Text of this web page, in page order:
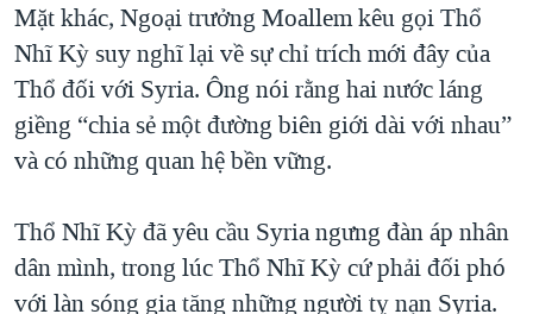
Mặt khác, Ngoại trưởng Moallem kêu gọi Thổ
Nhĩ Kỳ suy nghĩ lại về sự chỉ trích mới đây của
Thổ đối với Syria. Ông nói rằng hai nước láng
giềng “chia sẻ một đường biên giới dài với nhau”
và có những quan hệ bền vững.
Thổ Nhĩ Kỳ đã yêu cầu Syria ngưng đàn áp nhân
dân mình, trong lúc Thổ Nhĩ Kỳ cứ phải đối phó
với làn sóng gia tăng những người tỵ nạn Syria.